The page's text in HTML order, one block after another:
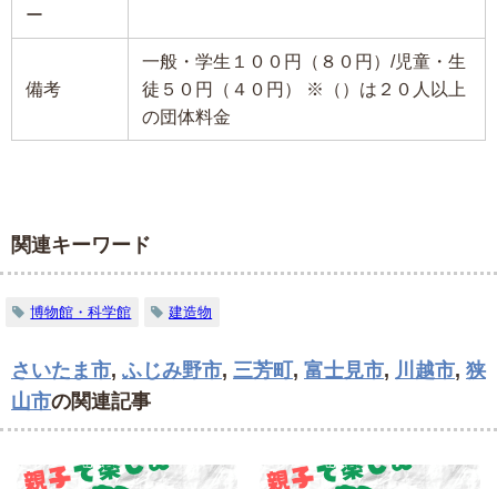
ー
備考
一般・学生１００円（８０円）/児童・生
徒５０円（４０円） ※（）は２０人以上
の団体料金
関連キーワード
博物館・科学館 建造物
さいたま市, ふじみ野市, 三芳町 , 富士見市, 川越市, 狭
山市の関連記事